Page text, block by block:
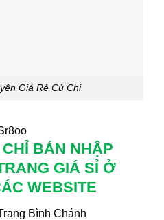
Giá Rẻ Củ Chi
BÁN NHẬP
GIÁ SỈ Ở
WEBSITE
Bình Chánh